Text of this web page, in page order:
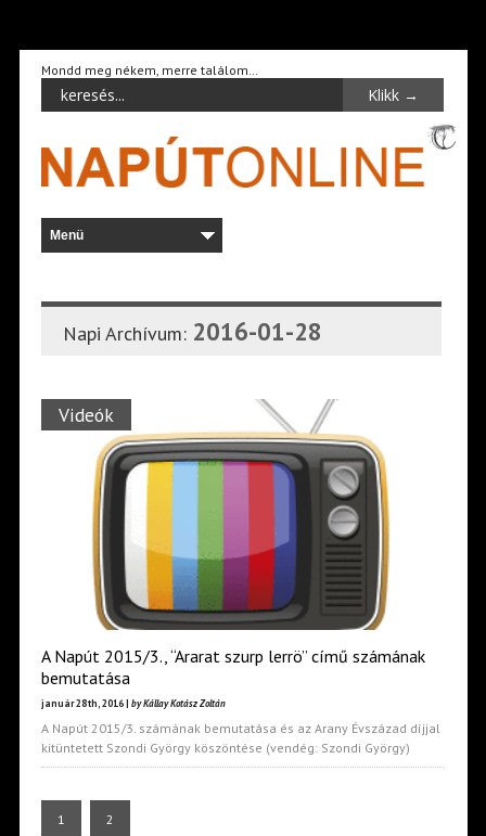
Mondd meg nékem, merre találom…
Napi Archívum: 2016-01-28
Videók
A Napút 2015/3., “Ararat szurp lerrö” című számának
bemutatása
január 28th, 2016 | by Kállay Kotász Zoltán
A Napút 2015/3. számának bemutatása és az Arany Évszázad díjjal
kitüntetett Szondi György köszöntése (vendég: Szondi György)
1 2